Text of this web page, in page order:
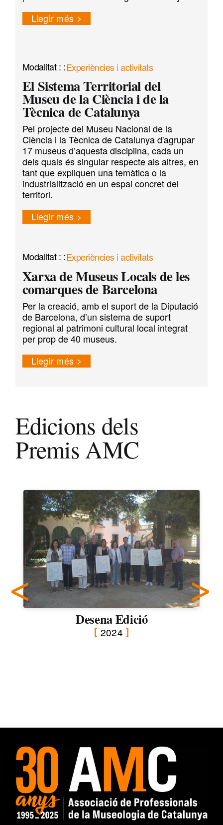
Llegir més
Experiències i activitats
El Sistema Territorial del
Museu de la Ciència i de la
Tècnica de Catalunya
Pel projecte del Museu Nacional de la
Ciència i la Tècnica de Catalunya d'agrupar
17 museus d’aquesta disciplina, cada un
dels quals és singular respecte als altres, en
tant que expliquen una temàtica o la
industrialització en un espai concret del
territori.
Llegir més
Experiències i activitats
Xarxa de Museus Locals de les
comarques de Barcelona
Per la creació, amb el suport de la Diputació
de Barcelona, d’un sistema de suport
regional al patrimoni cultural local integrat
per prop de 40 museus.
Llegir més
Edicions dels
Premis AMC
Desena Edició
2024